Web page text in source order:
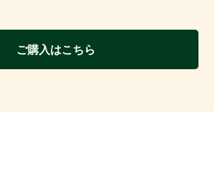
ご購入はこちら